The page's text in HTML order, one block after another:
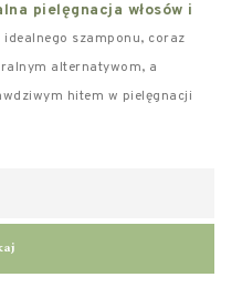
pielęgnacja włosów i
idealnego szamponu, coraz
alternatywom, a
hitem w pielęgnacji